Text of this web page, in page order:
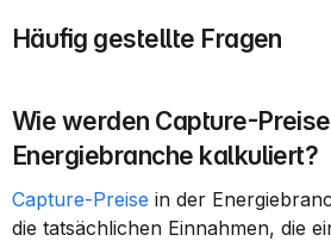
Häufig gestellte Fragen
Wie werden Capture-
Energiebranche kalkuliert?
Capture-Preise in der
die tatsächlichen Einnahmen, die